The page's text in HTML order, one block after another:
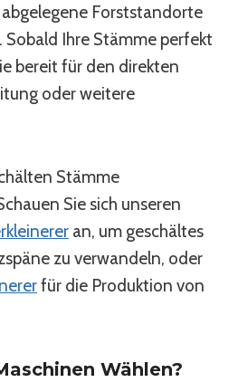
Forststandorte
Ihre Stämme perfekt
bereit für den direkten
oder weitere
Stämme
Sie sich unseren
an, um geschältes
zu verwandeln, oder
für die Produktion von
Wählen?